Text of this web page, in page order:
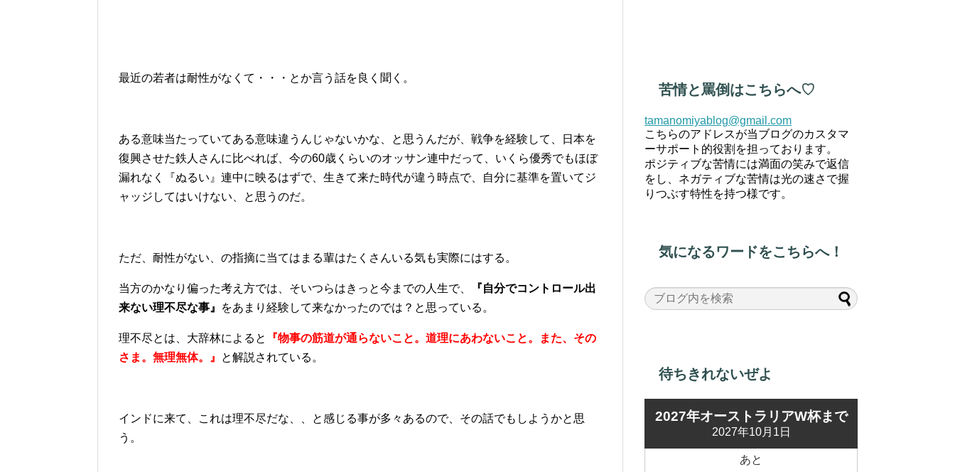
最近の若者は耐性がなくて・・・とか言う話を良く聞く。
ある意味当たっていてある意味違うんじゃないかな、と思うんだが、戦争を経験して、日本を
復興させた鉄人さんに比べれば、今の60歳くらいのオッサン連中だって、いくら優秀でもほぼ
漏れなく『ぬるい』連中に映るはずで、生きて来た時代が違う時点で、自分に基準を置いてジ
ャッジしてはいけない、と思うのだ。
ただ、耐性がない、の指摘に当てはまる輩はたくさんいる気も実際にはする。
当方のかなり偏った考え方では、そいつらはきっと今までの人生で、
『自分でコントロール出
来ない理不尽な事』
をあまり経験して来なかったのでは？と思っている。
理不尽とは、大辞林によると
『物事の筋道が通らないこと。道理にあわないこと。また、その
さま。無理無体。』
と解説されている。
インドに来て、これは理不尽だな、、と感じる事が多々あるので、その話でもしようかと思
う。
苦情と罵倒はこちらへ♡
tamanomiyablog@gmail.com
こちらのアドレスが当ブログのカスタマ
ーサポート的役割を担っております。
ポジティブな苦情には満面の笑みで返信
をし、ネガティブな苦情は光の速さで握
りつぶす特性を持つ様です。
気になるワードをこちらへ！
待ちきれないぜよ
2027年オーストラリアW杯まで
2027年10月1日
あと